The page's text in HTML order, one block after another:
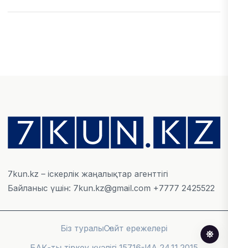
Алматы қалалық МКД мүлікті сатудан
алынатын салық туралы сұрақтарға жауап
берді
«Бәйтерек» холдингінің инвестициялық және
7kun.kz – іскерлік жаңалықтар агенттігі
Байланыс үшін: 7kun.kz@gmail.com +7777 2425522
Біз туралыСайт ережелері